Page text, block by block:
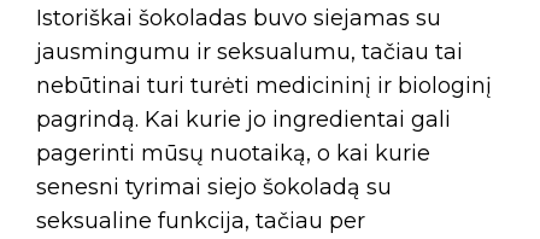
Istoriškai šokoladas buvo siejamas su
jausmingumu ir seksualumu, tačiau tai
nebūtinai turi turėti medicininį ir biologinį
pagrindą. Kai kurie jo ingredientai gali
pagerinti mūsų nuotaiką, o kai kurie
senesni tyrimai siejo šokoladą su
seksualine funkcija, tačiau per